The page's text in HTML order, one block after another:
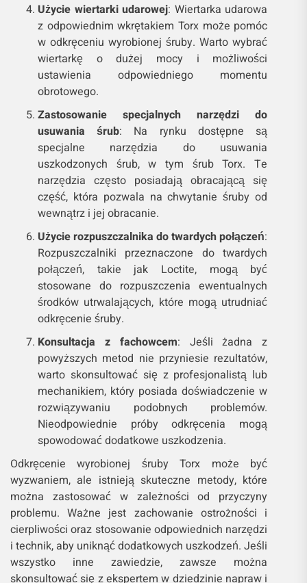
Użycie wiertarki udarowej: Wiertarka udarowa
z odpowiednim wkrętakiem Torx może pomóc
w odkręceniu wyrobionej śruby. Warto wybrać
wiertarkę o dużej mocy i możliwości
ustawienia odpowiedniego momentu
obrotowego.
Zastosowanie specjalnych narzędzi do
usuwania śrub: Na rynku dostępne są
specjalne narzędzia do usuwania
uszkodzonych śrub, w tym śrub Torx. Te
narzędzia często posiadają obracającą się
część, która pozwala na chwytanie śruby od
wewnątrz i jej obracanie.
Użycie rozpuszczalnika do twardych połączeń:
Rozpuszczalniki przeznaczone do twardych
połączeń, takie jak Loctite, mogą być
stosowane do rozpuszczenia ewentualnych
środków utrwalających, które mogą utrudniać
odkręcenie śruby.
Konsultacja z fachowcem: Jeśli żadna z
powyższych metod nie przyniesie rezultatów,
warto skonsultować się z profesjonalistą lub
mechanikiem, który posiada doświadczenie w
rozwiązywaniu podobnych problemów.
Nieodpowiednie próby odkręcenia mogą
spowodować dodatkowe uszkodzenia.
Odkręcenie wyrobionej śruby Torx może być
wyzwaniem, ale istnieją skuteczne metody, które
można zastosować w zależności od przyczyny
problemu. Ważne jest zachowanie ostrożności i
cierpliwości oraz stosowanie odpowiednich narzędzi
i technik, aby uniknąć dodatkowych uszkodzeń. Jeśli
wszystko inne zawiedzie, zawsze można
skonsultować się z ekspertem w dziedzinie napraw i